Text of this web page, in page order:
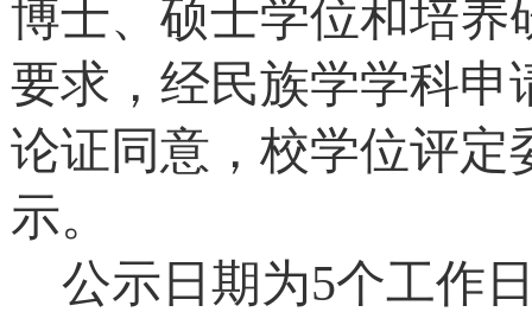
博士、硕士学位和培养
要求，经民族学学科申
论证同意， 校学位评定
示。
公示日期为5个工作